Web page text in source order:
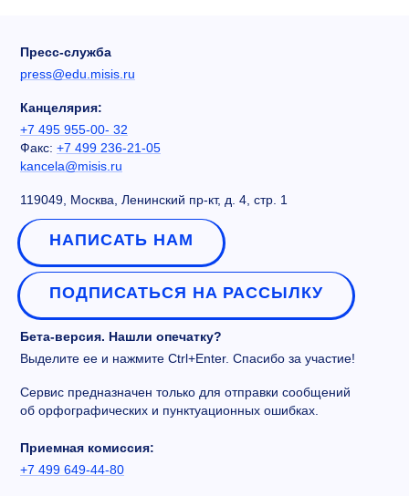
Пресс-служба
press@edu.misis.ru
Канцелярия:
+7 495 955-00- 32
Факс: +7 499 236-21-05
kancela@misis.ru
119049, Москва, Ленинский пр-кт, д. 4, стр. 1
НАПИСАТЬ НАМ
ПОДПИСАТЬСЯ НА РАССЫЛКУ
Бета-версия. Нашли опечатку?
Выделите ее и нажмите Ctrl+Enter. Спасибо за участие!
Сервис предназначен только для отправки сообщений
об орфографических и пунктуационных ошибках.
Приемная комиссия:
+7 499 649-44-80